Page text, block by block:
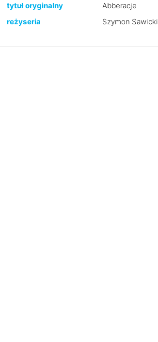
tytuł oryginalny
Abberacje
reżyseria
Szymon Sawicki